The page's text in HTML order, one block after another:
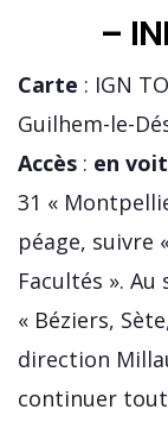
–
Carte : IGN
Guilhem-le-
Accès : en
31 «
péage, suivre
Facultés ».
« Béziers,
direction
continuer